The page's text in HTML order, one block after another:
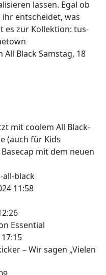
lassen. Egal ob
ihr entscheidet, was
zur Kollektion: tus-
All BlackSamstag, 18
mit coolem All Black-
(auch für Kids
mit dem neuen
black
11:58
Essential
– Wir sagen „Vielen